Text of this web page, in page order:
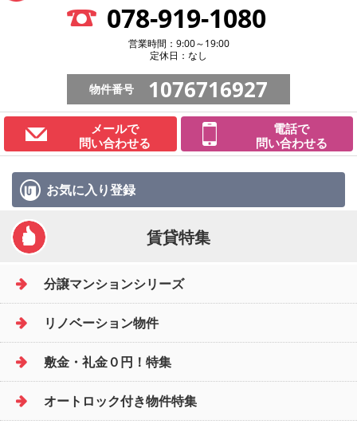
078-919-1080
営業時間：9:00～19:00
定休日：なし
物件番号 1076716927
メールで
問い合わせる
電話で
問い合わせる
お気に入り登録
賃貸特集
分譲マンションシリーズ
リノベーション物件
敷金・礼金０円！特集
オートロック付き物件特集